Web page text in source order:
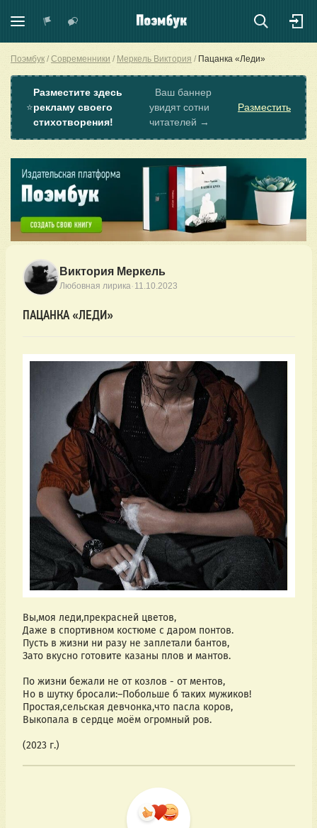
Поэмбук Современники Меркель Виктория Пацанка «Леди»
⭐
Разместите здесь
рекламу своего
стихотворения!
Ваш баннер
увидят сотни
читателей →
Разместить
Виктория Меркель
Любовная лирика· 11.10.2023
ПАЦАНКА «ЛЕДИ»
Вы,моя леди,прекрасней цветов,
Даже в спортивном костюме с даром понтов.
Пусть в жизни ни разу не заплетали бантов,
Зато вкусно готовите казаны плов и мантов.
По жизни бежали не от козлов - от ментов,
Но в шутку бросали:–Побольше б таких мужиков!
Простая,сельская девчонка,что пасла коров,
Выкопала в сердце моём огромный ров.
(2023 г.)